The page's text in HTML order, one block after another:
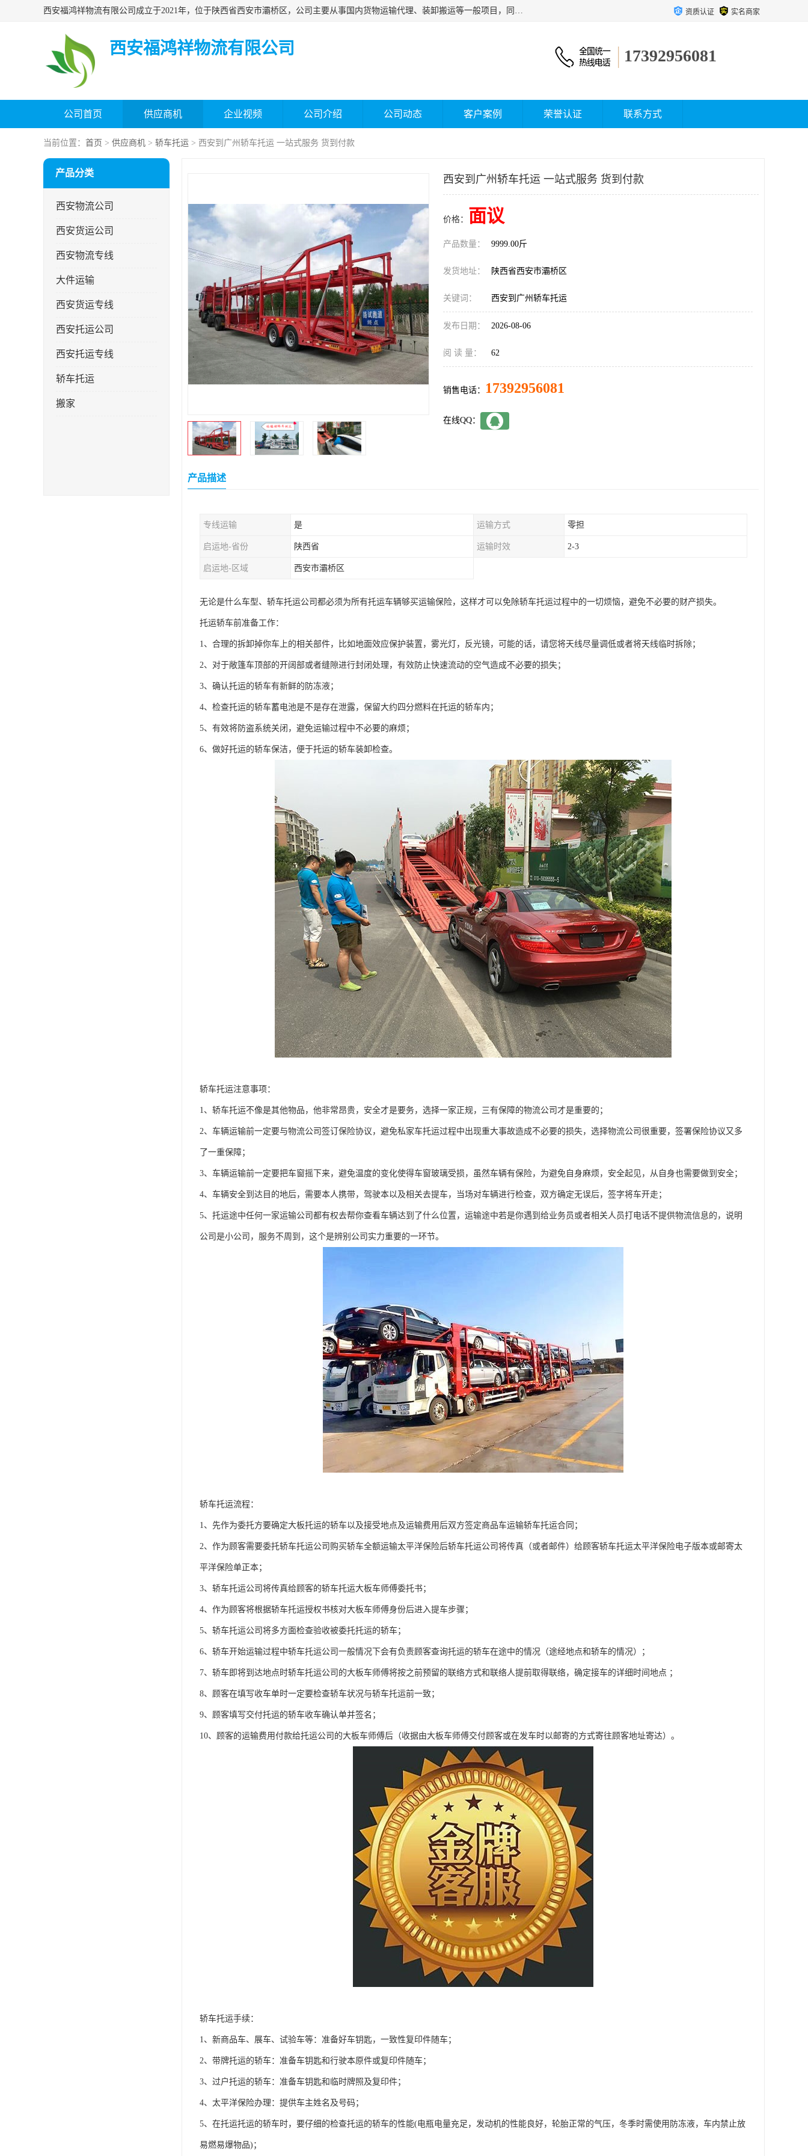
西安福鸿祥物流有限公司成立于2021年，位于陕西省西安市灞桥区，公司主要从事国内货物运输代理、装卸搬运等一般项目，同时具备道路货物运输（不含危险货物）的许可资质。凭借专业的物流服务和*的运输能力，公司致力于为客户提供安全、可靠的物流解决方案，满足多样化的运输需求，助力企业*运营。 资质认证 实名商家
西安福鸿祥物流有限公司 17392956081
公司首页 供应商机 企业视频 公司介绍 公司动态 客户案例 荣誉认证 联系方式
当前位置： 首页 > 供应商机 > 轿车托运 > 西安到广州轿车托运 一站式服务 货到付款
产品分类
西安物流公司
西安货运公司
西安物流专线
大件运输
西安货运专线
西安托运公司
西安托运专线
轿车托运
搬家
西安到广州轿车托运 一站式服务 货到付款
价格： 面议
产品数量： 9999.00斤
发货地址： 陕西省西安市灞桥区
关键词： 西安到广州轿车托运
发布日期： 2026-08-06
阅 读 量： 62
销售电话： 17392956081
在线QQ：
产品描述
专线运输 是 运输方式 零担
启运地-省份 陕西省 运输时效 2-3
启运地-区域 西安市灞桥区
无论是什么车型、轿车托运公司都必须为所有托运车辆够买运输保险，这样才可以免除轿车托运过程中的一切烦恼，避免不必要的财产损失。
托运轿车前准备工作：
1、合理的拆卸掉你车上的相关部件，比如地面效应保护装置，雾光灯，反光镜，可能的话，请您将天线尽量调低或者将天线临时拆除；
2、对于敞篷车顶部的开阔部或者缝隙进行封闭处理，有效防止快速流动的空气造成不必要的损失；
3、确认托运的轿车有新鲜的防冻液；
4、检查托运的轿车蓄电池是不是存在泄露，保留大约四分燃料在托运的轿车内；
5、有效将防盗系统关闭，避免运输过程中不必要的麻烦；
6、做好托运的轿车保洁，便于托运的轿车装卸检查。
轿车托运注意事项：
1、轿车托运不像是其他物品，他非常昂贵，安全才是要务，选择一家正规，三有保障的物流公司才是重要的；
2、车辆运输前一定要与物流公司签订保险协议，避免私家车托运过程中出现重大事故造成不必要的损失，选择物流公司很重要，签署保险协议又多
了一重保障；
3、车辆运输前一定要把车窗摇下来，避免温度的变化使得车窗玻璃受损，虽然车辆有保险，为避免自身麻烦，安全起见，从自身也需要做到安全；
4、车辆安全到达目的地后，需要本人携带，驾驶本以及相关去提车，当场对车辆进行检查，双方确定无误后，签字将车开走；
5、托运途中任何一家运输公司都有权去帮你查看车辆达到了什么位置，运输途中若是你遇到给业务员或者相关人员打电话不提供物流信息的，说明
公司是小公司，服务不周到，这个是辨别公司实力重要的一环节。
轿车托运流程：
1、先作为委托方要确定大板托运的轿车以及接受地点及运输费用后双方签定商品车运输轿车托运合同；
2、作为顾客需要委托轿车托运公司购买轿车全额运输太平洋保险后轿车托运公司将传真（或者邮件）给顾客轿车托运太平洋保险电子版本或邮寄太
平洋保险单正本；
3、轿车托运公司将传真给顾客的轿车托运大板车师傅委托书；
4、作为顾客将根据轿车托运授权书核对大板车师傅身份后进入提车步骤；
5、轿车托运公司将多方面检查验收被委托托运的轿车；
6、轿车开始运输过程中轿车托运公司一般情况下会有负责顾客查询托运的轿车在途中的情况（途经地点和轿车的情况）；
7、轿车即将到达地点时轿车托运公司的大板车师傅将按之前预留的联络方式和联络人提前取得联络，确定接车的详细时间地点 ；
8、顾客在填写收车单时一定要检查轿车状况与轿车托运前一致；
9、顾客填写交付托运的轿车收车确认单并签名；
10、顾客的运输费用付款给托运公司的大板车师傅后（收据由大板车师傅交付顾客或在发车时以邮寄的方式寄往顾客地址寄达）。
轿车托运手续：
1、新商品车、展车、试验车等：准备好车钥匙，一致性复印件随车；
2、带牌托运的轿车：准备车钥匙和行驶本原件或复印件随车；
3、过户托运的轿车：准备车钥匙和临时牌照及复印件；
4、太平洋保险办理：提供车主姓名及号码；
5、在托运托运的轿车时，要仔细的检查托运的轿车的性能(电瓶电量充足，发动机的性能良好，轮胎正常的气压，冬季时需使用防冻液，车内禁止放
易燃易爆物品)；